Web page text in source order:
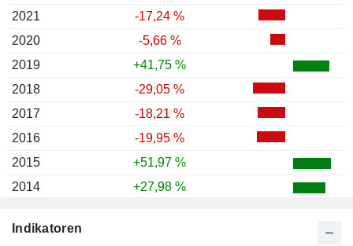
Indikatoren
2021
-17,24 %
2020
-5,66 %
2019
+41,75 %
2018
-29,05 %
2017
-18,21 %
2016
-19,95 %
2015
+51,97 %
2014
+27,98 %
2012